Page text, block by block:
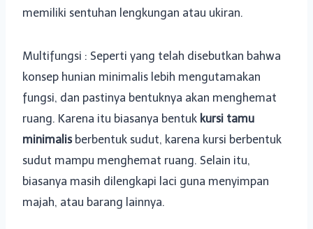
memiliki sentuhan lengkungan atau ukiran.
Multifungsi : Seperti yang telah disebutkan bahwa
konsep hunian minimalis lebih mengutamakan
fungsi, dan pastinya bentuknya akan menghemat
ruang. Karena itu biasanya bentuk kursi tamu
minimalisberbentuk sudut, karena kursi berbentuk
sudut mampu menghemat ruang. Selain itu,
biasanya masih dilengkapi laci guna menyimpan
majah, atau barang lainnya.